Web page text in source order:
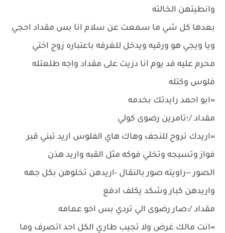
وانطيتهن الخالته
بعدها كل شي ما سمعت عن سلام انا بس مقداد احجي
ويا ويجي هو ورقيه ويدخل للغرفه باعتباره زوج اختي
محرم عليه فد يوم انا دزيت على مقداد واجه طلعتله
فلوس وكتله
=ابو احمد رايدتك بخدمه
مقداد /؛تامرين رضوى كولي
=اريدك تروح للنجف وهاك هاي الفلوس اريد تبني قبر
فواز وتسيجه وتخلي فوكه مثل القبه واريد هذن
الصور --راويته صور بالنقال -اريدهن تخلوهن بكل جهه
واريدهن كبار وشكد يكلف ادفع
مقداد /:صار رضوى الي تردي بس اخو عمامه
=انت مالك غرض ولا تجيب طاري الكل احد اتصرف وما